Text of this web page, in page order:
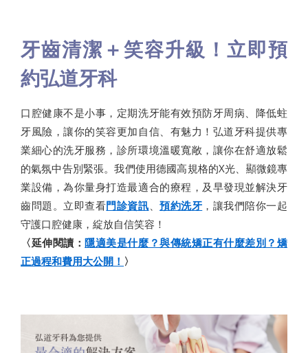
牙齒清潔＋笑容升級！立即預
約弘道牙科
口腔健康不是小事，定期洗牙能有效預防牙周病、降低蛀
牙風險，讓你的笑容更加自信、有魅力！弘道牙科提供專
業細心的洗牙服務，診所環境溫暖寬敞，讓你在舒適放鬆
的氣氛中告別緊張。我們使用德國高規格的X光、顯微鏡專
業設備，為你量身打造最適合的療程，及早發現並解決牙
齒問題。立即查看門診資訊 、預約洗牙 ，讓我們陪你一起
守護口腔健康，綻放自信笑容！
〈延伸閱讀：隱適美是什麼？與傳統矯正有什麼差別？矯
正過程和費用大公開！ 〉